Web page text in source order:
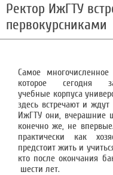
Ректор ИжГТУ
первокурсниками
Самое многочисленное
которое сегодня
учебные корпуса
здесь встречают и
ИжГТУ они, вчерашние
конечно же, не
практически как
предстоит жить и
кто после окончания
шести лет.